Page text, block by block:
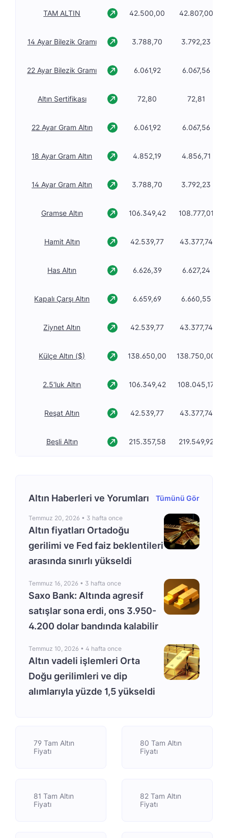
TAM ALTIN 42.500,00 42.807,00
14 Ayar Bilezik Gramı 3.788,70 3.792,23
22 Ayar Bilezik Gramı 6.061,92 6.067,56
Altın Sertifikası 72,80 72,81
22 Ayar Gram Altın 6.061,92 6.067,56
18 Ayar Gram Altın 4.852,19 4.856,71
14 Ayar Gram Altın 3.788,70 3.792,23
Gramse Altın 106.349,42 108.777,01
Hamit Altın 42.539,77 43.377,74
Has Altın 6.626,39 6.627,24
Kapalı Çarşı Altın 6.659,69 6.660,55
Ziynet Altın 42.539,77 43.377,74
Külçe Altın ($) 138.650,00 138.750,00
2.5'luk Altın 106.349,42 108.045,17
Reşat Altın 42.539,77 43.377,74
Beşli Altın 215.357,58 219.549,92
Altın Haberleri ve Yorumları Tümünü Gör
Temmuz 20, 2026 • 3 hafta once
Altın fiyatları Ortadoğu
gerilimi ve Fed faiz beklentileri
arasında sınırlı yükseldi
Temmuz 16, 2026 • 3 hafta once
Saxo Bank: Altında agresif
satışlar sona erdi, ons 3.950-
4.200 dolar bandında kalabilir
Temmuz 10, 2026 • 4 hafta once
Altın vadeli işlemleri Orta
Doğu gerilimleri ve dip
alımlarıyla yüzde 1,5 yükseldi
79 Tam Altın
Fiyatı
80 Tam Altın
Fiyatı
81 Tam Altın
Fiyatı
82 Tam Altın
Fiyatı